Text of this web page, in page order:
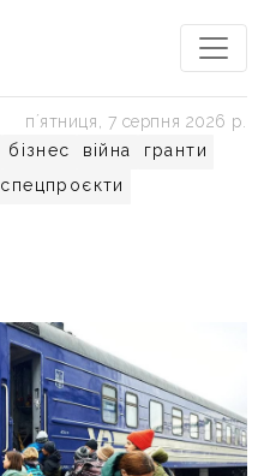
бізнес війна
гранти
спецпроєкти
пʼятниця, 7 серпня 2026 р.